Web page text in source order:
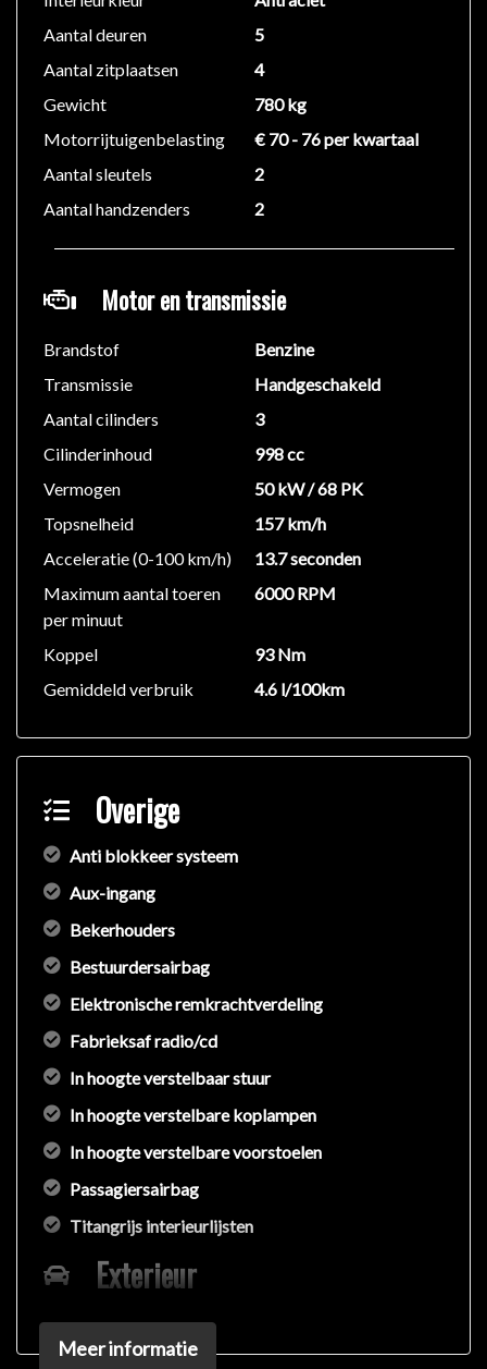
We hebben ons uiterste best gedaan om alle
informatie in deze advertentie correct weer te geven.
Er kunnen echter geen rechten worden ontleend aan
niet alleen op deze informatie maar controleer altijd
zelf de zaken welke voor jou belangrijk zijn en je
beslissing zouden kunnen beïnvloeden. Neem contact
op met de verkoper voor aanvullende vragen.
Aantal deuren
5
Aantal zitplaatsen
4
Gewicht
780 kg
Motorrijtuigenbelasting
€ 70 - 76 per kwartaal
Aantal sleutels
2
Aantal handzenders
2
Motor en transmissie
Brandstof
Benzine
Transmissie
Handgeschakeld
Aantal cilinders
3
Cilinderinhoud
998 cc
Vermogen
50 kW / 68 PK
Topsnelheid
157 km/h
Acceleratie (0-100 km/h)
13.7 seconden
Maximum aantal toeren
per minuut
6000 RPM
Koppel
93 Nm
Gemiddeld verbruik
4.6 l/100km
Overige
Anti blokkeer systeem
Aux-ingang
Bekerhouders
Bestuurdersairbag
Elektronische remkrachtverdeling
Fabrieksaf radio/cd
In hoogte verstelbaar stuur
In hoogte verstelbare koplampen
In hoogte verstelbare voorstoelen
Passagiersairbag
Titangrijs interieurlijsten
Exterieur
Achterruitwisser
Buitenspiegels van binnenuit verstelbaar
Meer informatie